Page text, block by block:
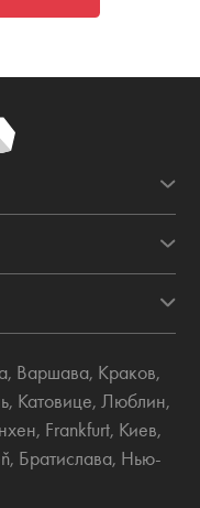
, Варшава, Краков,
, Катовице, Люблин,
, Frankfurt, Киев,
, Братислава, Нью-